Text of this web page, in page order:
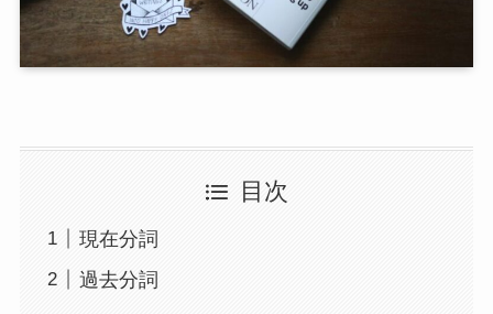
目次
現在分詞
過去分詞